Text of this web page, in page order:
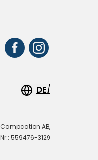
DE/
AB,
559476-3129